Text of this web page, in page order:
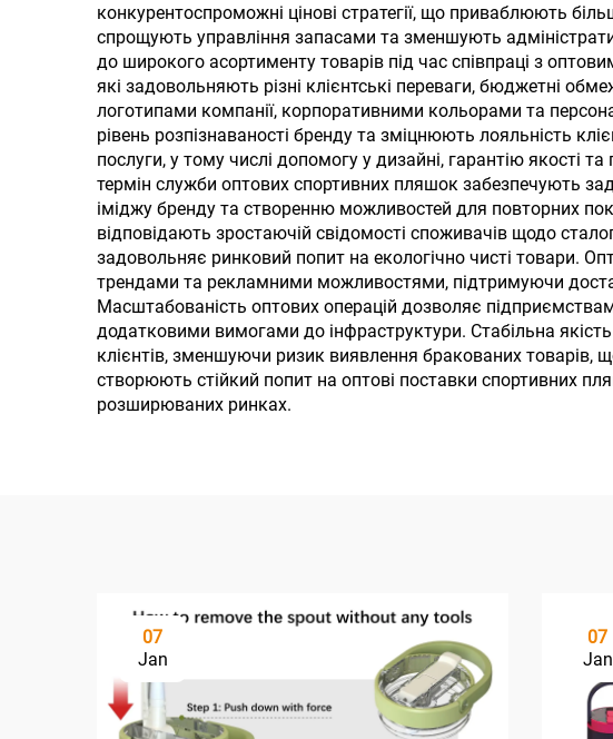
логотипом
Святого
для
конкурентоспроможні цінові стратегії, що приваблюють
спрощують управління запасами та зменшують
до широкого асортименту товарів під час співпраці з
які задовольняють різні клієнтські переваги, бюджетні
логотипами компанії, корпоративними кольорами та
рівень розпізнаваності бренду та зміцнюють лояльність
послуги, у тому числі допомогу у дизайні, гарантію якості
термін служби оптових спортивних пляшок забезпечують
іміджу бренду та створенню можливостей для повторних
відповідають зростаючій свідомості споживачів щодо
задовольняє ринковий попит на екологічно чисті товари.
трендами та рекламними можливостями, підтримуючи
Масштабованість оптових операцій дозволяє
додатковими вимогами до інфраструктури. Стабільна
клієнтів, зменшуючи ризик виявлення бракованих товарів,
створюють стійкий попит на оптові поставки спортивних
розширюваних ринках.
07
Jan
07
Jan